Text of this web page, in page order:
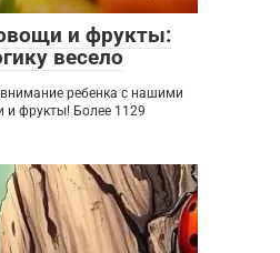
и фрукты:
весело
ребенка с нашими
и фрукты! Более 1129